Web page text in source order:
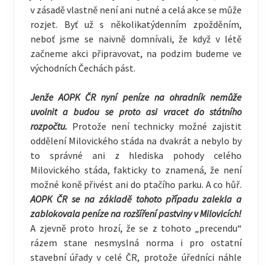
v zásadě vlastně není ani nutné a celá akce se může
rozjet. Byť už s několikatýdenním zpožděním,
neboť jsme se naivně domnívali, že když v létě
začneme akci připravovat, na podzim budeme ve
východních Čechách pást.
Jenže AOPK ČR nyní peníze na ohradník nemůže
uvolnit a budou se proto asi vracet do státního
rozpočtu. Protože není technicky možné zajistit
oddělení Milovického stáda na dvakrát a nebylo by
to správné ani z hlediska pohody celého
Milovického stáda, fakticky to znamená, že není
možné koně přivést ani do ptačího parku. A co hůř.
AOPK ČR se na základě tohoto případu zalekla a
zablokovala peníze na rozšíření pastviny v Milovicích!
A zjevně proto hrozí, že se z tohoto „precendu“
rázem stane nesmyslná norma i pro ostatní
stavební úřady v celé ČR, protože úředníci náhle